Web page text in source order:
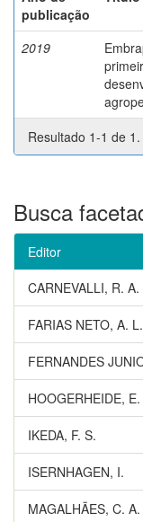
publicação
2019
Resultado 1-1 de 1.
Busca
Editor
CARNEVALLI, R. A.
FARIAS NETO, A.
FERNANDES
HOOGERHEIDE,
IKEDA, F. S.
ISERNHAGEN, I.
MAGALHÃES, C.